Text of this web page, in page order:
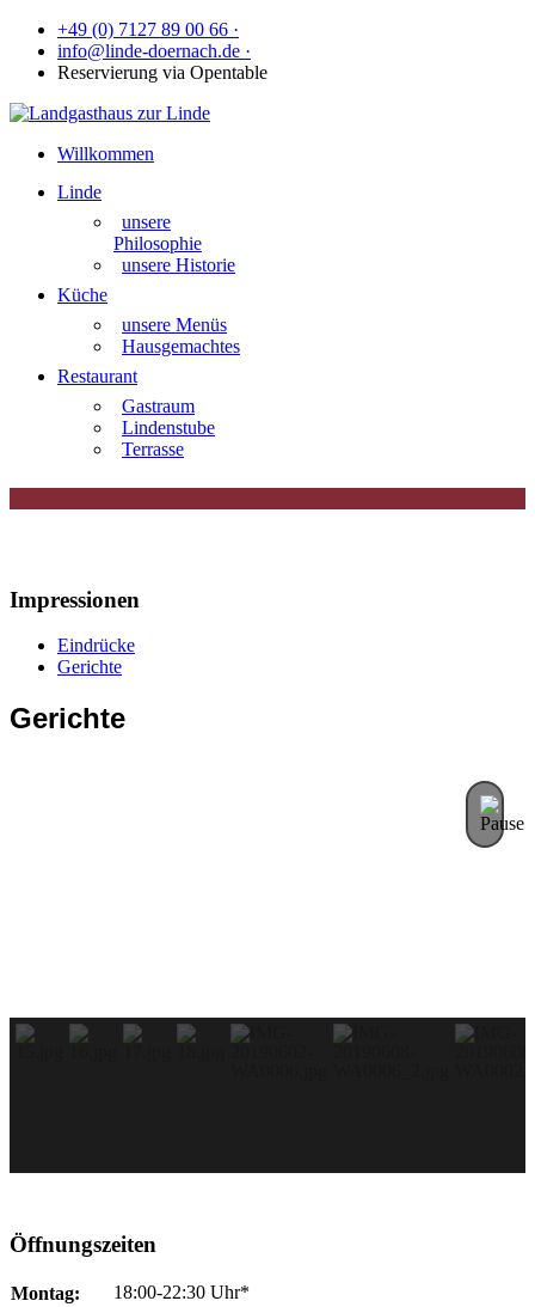
+49 (0) 7127 89 00 66 ·
info@linde-doernach.de ·
Reservierung via Opentable
Willkommen
Linde
unsere
Philosophie
unsere Historie
Küche
unsere Menüs
Hausgemachtes
Restaurant
Gastraum
Lindenstube
Terrasse
Impressionen
Eindrücke
Gerichte
Gerichte
Öffnungszeiten
Montag:
18:00-22:30 Uhr*